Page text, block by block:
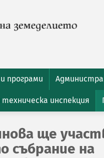
програми
инспекция
ще
събрание на